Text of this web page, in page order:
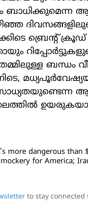
ബാധിക്കുമെന്ന
ബ്രെന്റ് ക്രൂഡ്
ബന്ധം
സാധ്യതയുണ്ടെന്ന
more dangerous than
for America;
to stay